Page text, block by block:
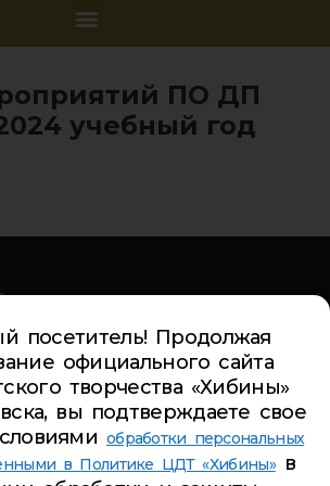
ПО ДП
учебный год
4-84-99
9а:
5-94-00
8:5-26-84
посетитель! Продолжая
официального сайта
творчества «Хибины»
вы подтверждаете свое
обработки персональных
в Политике ЦДТ «Хибины»в